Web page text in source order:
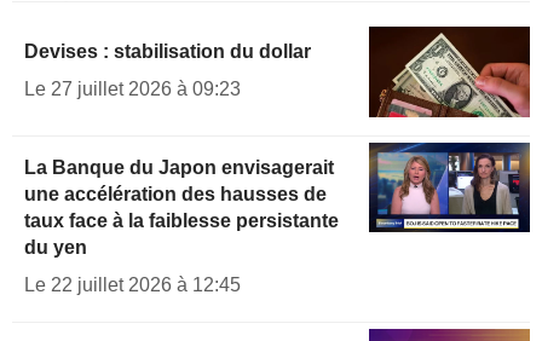
Devises : stabilisation du dollar
Le 27 juillet 2026 à 09:23
La Banque du Japon envisagerait
une accélération des hausses de
taux face à la faiblesse persistante
du yen
Le 22 juillet 2026 à 12:45